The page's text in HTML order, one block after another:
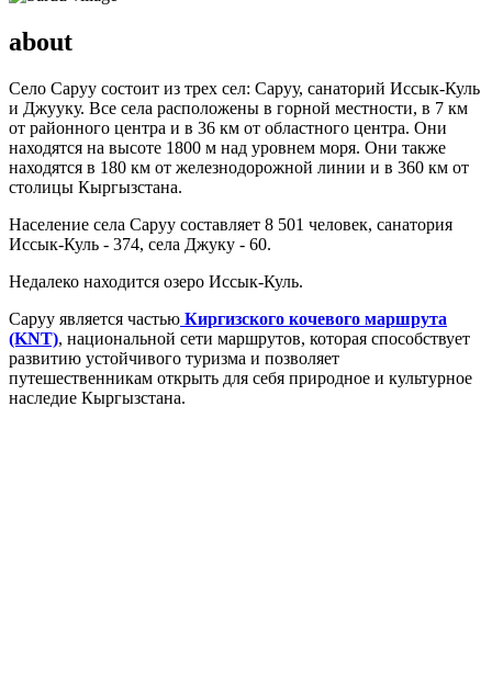
about
Село Саруу состоит из трех сел: Саруу, санаторий Иссык-Куль
и Джууку. Все села расположены в горной местности, в 7 км
от районного центра и в 36 км от областного центра. Они
находятся на высоте 1800 м над уровнем моря. Они также
находятся в 180 км от железнодорожной линии и в 360 км от
столицы Кыргызстана.
Население села Саруу составляет 8 501 человек, санатория
Иссык-Куль - 374, села Джуку - 60.
Недалеко находится озеро Иссык-Куль.
Саруу является частью Киргизского кочевого маршрута
(KNT), национальной сети маршрутов, которая способствует
развитию устойчивого туризма и позволяет
путешественникам открыть для себя природное и культурное
наследие Кыргызстана.